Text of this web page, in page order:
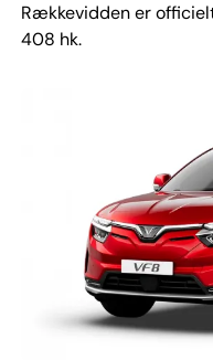
Rækkevidden er
408 hk.